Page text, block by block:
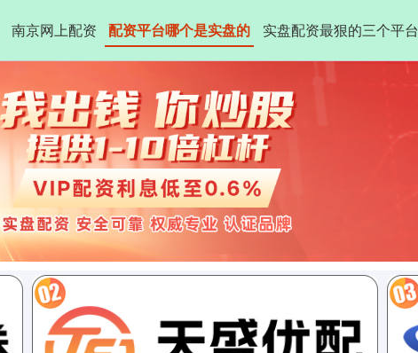
南京网上配资 配资平台哪个是实盘的 实盘配资最狠的三个平台